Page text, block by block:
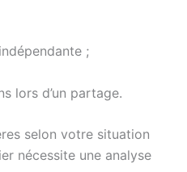
;
lors d’un partage.
selon votre situation
nécessite une analyse